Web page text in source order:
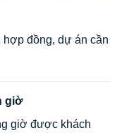
hợp đồng, dự án cần
giờ
giờ được khách